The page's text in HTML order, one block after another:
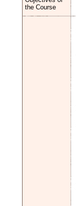
the Course